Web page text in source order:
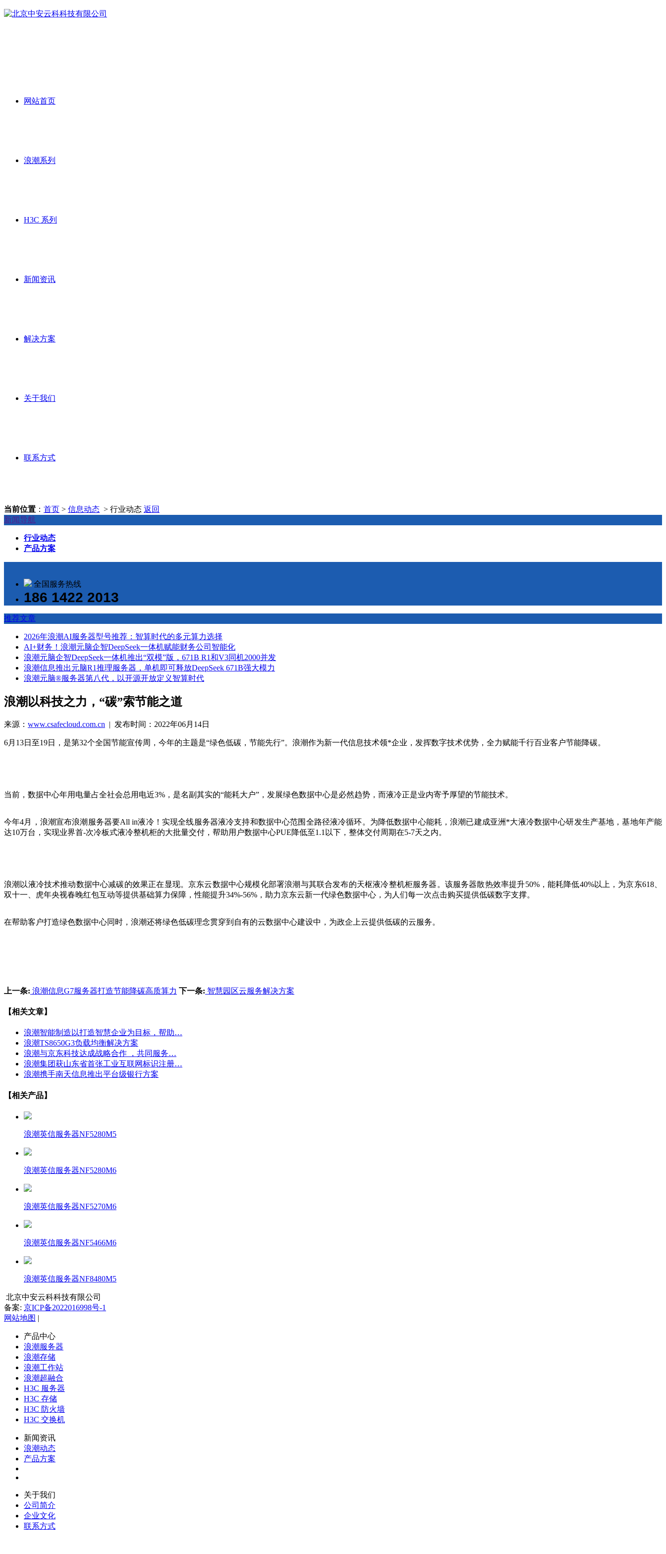
网站首页
浪潮系列
H3C 系列
新闻资讯
解决方案
关于我们
联系方式
当前位置 ： 首页 > 信息动态 > 行业动态 返回
新闻导航
行业动态
产品方案
全国服务热线
186 1422 2013
推荐文章
2026年浪潮AI服务器型号推荐：智算时代的多元算力选择
AI+财务！浪潮元脑企智DeepSeek一体机赋能财务公司智能化
浪潮元脑企智DeepSeek一体机推出“双模”版，671B R1和V3同机2000并发
浪潮信息推出元脑R1推理服务器，单机即可释放DeepSeek 671B强大模力
浪潮元脑®服务器第八代，以开源开放定义智算时代
浪潮以科技之力，“碳”索节能之道
来源： www.csafecloud.com.cn | 发布时间：2022年06月14日
6月13日至19日，是第32个全国节能宣传周，今年的主题是“绿色低碳，节能先行”。浪潮作为新一代信息技术领*企业，发挥数字技术优势，全力赋能千行百业客户节能降碳。
当前，数据中心年用电量占全社会总用电近3%，是名副其实的“能耗大户”，发展绿色数据中心是必然趋势，而液冷正是业内寄予厚望的节能技术。
今年4月，浪潮宣布浪潮服务器要All in液冷！实现全线服务器液冷支持和数据中心范围全路径液冷循环。为降低数据中心能耗，浪潮已建成亚洲*大液冷数据中心研发生产基地，基地年产能
达10万台，实现业界首-次冷板式液冷整机柜的大批量交付，帮助用户数据中心PUE降低至1.1以下，整体交付周期在5-7天之内。
浪潮以液冷技术推动数据中心减碳的效果正在显现。京东云数据中心规模化部署浪潮与其联合发布的天枢液冷整机柜服务器。该服务器散热效率提升50%，能耗降低40%以上，为京东618、
双十一、虎年央视春晚红包互动等提供基础算力保障，性能提升34%-56%，助力京东云新一代绿色数据中心，为人们每一次点击购买提供低碳数字支撑。
在帮助客户打造绿色数据中心同时，浪潮还将绿色低碳理念贯穿到自有的云数据中心建设中，为政企上云提供低碳的云服务。
上一条: 浪潮信息G7服务器打造节能降碳高质算力 下一条: 智慧园区云服务解决方案
【相关文章】
浪潮智能制造以打造智慧企业为目标，帮助…
浪潮TS8650G3负载均衡解决方案
浪潮与京东科技达成战略合作 ，共同服务…
浪潮集团获山东省首张工业互联网标识注册…
浪潮携手南天信息推出平台级银行方案
【相关产品】
浪潮英信服务器NF5280M5
浪潮英信服务器NF5280M6
浪潮英信服务器NF5270M6
浪潮英信服务器NF5466M6
浪潮英信服务器NF8480M5
北京中安云科科技有限公司
备案: 京ICP备2022016998号-1
网站地图 |
产品中心
浪潮服务器
浪潮存储
浪潮工作站
浪潮超融合
H3C 服务器
H3C 存储
H3C 防火墙
H3C 交换机
新闻资讯
浪潮动态
产品方案
关于我们
公司简介
企业文化
联系方式